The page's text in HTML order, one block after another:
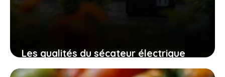
Les qualités du sécateur électrique
swansoft pru28 pour un jardinage